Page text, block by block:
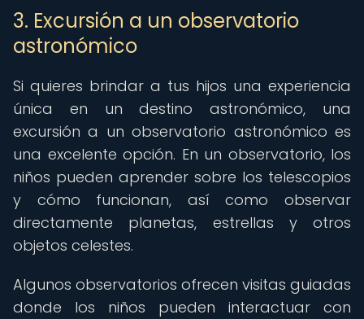
3. Excursión a un observatorio
astronómico
Si quieres brindar a tus hijos una experiencia
única en un destino astronómico, una
excursión a un observatorio astronómico es
una excelente opción. En un observatorio, los
niños pueden aprender sobre los telescopios
y cómo funcionan, así como observar
directamente planetas, estrellas y otros
objetos celestes.
Algunos observatorios ofrecen visitas guiadas
donde los niños pueden interactuar con